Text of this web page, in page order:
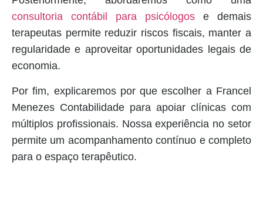
consultoria contábil para psicólogos e demais
terapeutas permite reduzir riscos fiscais, manter a
regularidade e aproveitar oportunidades legais de
economia.
Por fim, explicaremos por que escolher a Francel
Menezes Contabilidade para apoiar clínicas com
múltiplos profissionais. Nossa experiência no setor
permite um acompanhamento contínuo e completo
para o espaço terapêutico.